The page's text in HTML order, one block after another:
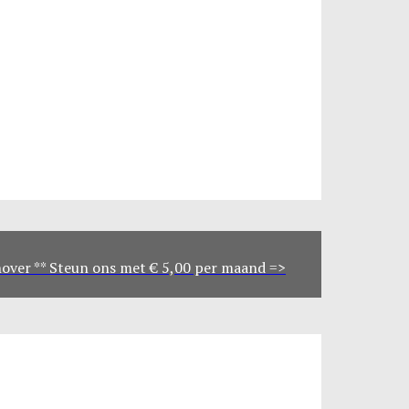
** Steun ons met € 5,00 per maand =>